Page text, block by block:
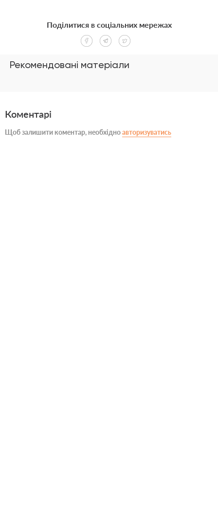
Рекомендовані матеріали
Поділитися в соціальних мережах
Коментарі
Щоб залишити коментар, необхідноавторизуватись